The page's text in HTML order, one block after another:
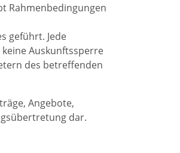
Rahmenbedingungen
geführt. Jede
Auskunftssperre
des betreffenden
Angebote,
dar.